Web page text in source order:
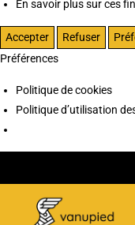
En savoir plus sur ces
Accepter Refuser
Préférences
Politique de cookies
Politique d’utilisation